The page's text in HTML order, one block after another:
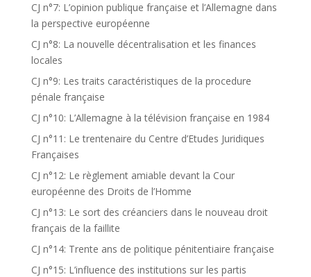
CJ n°7: L’opinion publique française et l’Allemagne dans
la perspective européenne
CJ n°8: La nouvelle décentralisation et les finances
locales
CJ n°9: Les traits caractéristiques de la procedure
pénale française
CJ n°10: L’Allemagne à la télévision française en 1984
CJ n°11: Le trentenaire du Centre d’Etudes Juridiques
Françaises
CJ n°12: Le règlement amiable devant la Cour
européenne des Droits de l’Homme
CJ n°13: Le sort des créanciers dans le nouveau droit
français de la faillite
CJ n°14: Trente ans de politique pénitentiaire française
CJ n°15: L’influence des institutions sur les partis